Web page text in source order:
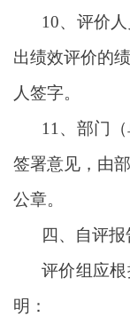
10、评价
出绩效评价的
人签字。
11、部门
签署意见，由
公章。
四、自评报
评价组应
明：